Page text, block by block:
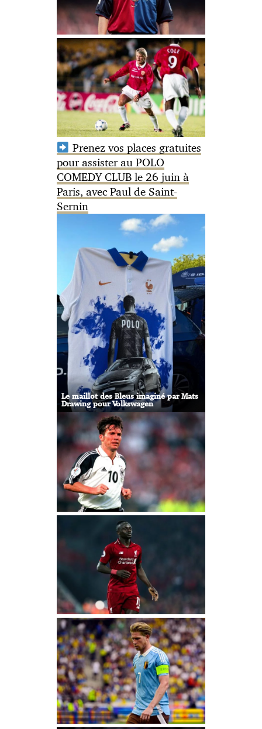
Prenez vos places gratuites
pour assister au POLO
COMEDY CLUB le 26 juin à
Paris, avec Paul de Saint-
Sernin
Le maillot des Bleus imaginé par Mats
Drawing pour Volkswagen